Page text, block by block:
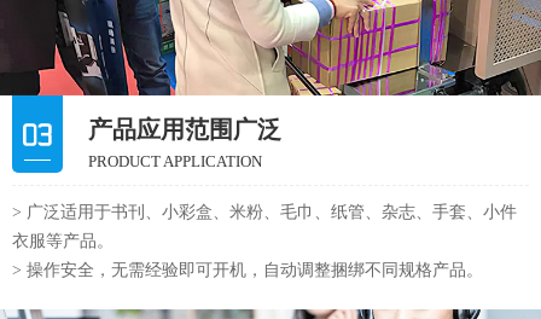
> 操作安全，无需经验即可开机，自动调整捆绑不同规格产品。